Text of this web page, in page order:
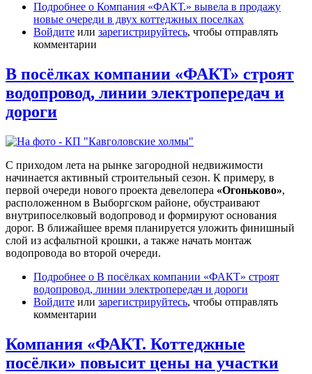
Подробнее о Компания «ФАКТ.» вывела в продажу
новые очереди в двух коттеджных поселках
Войдите или зарегистрируйтесь, чтобы отправлять
комментарии
В посёлках компании «ФАКТ» строят
водопровод, линии электропередач и
дороги
С приходом лета на рынке загородной недвижимости
начинается активный строительный сезон. К примеру, в
первой очереди нового проекта девелопера «Огоньково»,
расположенном в Выборгском районе, обустраивают
внутрипоселковый водопровод и формируют основания
дорог. В ближайшее время планируется уложить финишный
слой из асфальтной крошки, а также начать монтаж
водопровода во второй очереди.
Подробнее о В посёлках компании «ФАКТ» строят
водопровод, линии электропередач и дороги
Войдите или зарегистрируйтесь, чтобы отправлять
комментарии
Компания «ФАКТ. Коттеджные
посёлки» повысит цены на участки